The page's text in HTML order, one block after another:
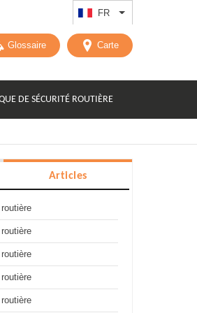
FR Lister les actions
Glossaire Carte
DE SÉCURITÉ ROUTIÈRE
Articles